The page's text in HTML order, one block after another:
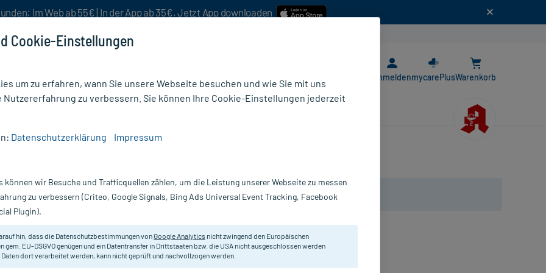
Im Web ab 55€ | In der App ab 35€. Jetzt App downloaden
AnmeldenmycarePlusWarenkorb
Nur für kurze Zeit:Gratis-Versand* ab 19€ Mindestbestellwert!
D 6
Homöopathisches Arzneimittel.
Darreichung:
Pulver
Cookie-Einstellungen
um zu erfahren, wann Sie unsere Webseite besuchen und wie Sie mit uns
Nutzererfahrung zu verbessern. Sie können Ihre Cookie-Einstellungen jederzeit
Datenschutzerklärung Impressum
können wir Besuche und Trafficquellen zählen, um die Leistung unserer Webseite zu messen
zu verbessern (Criteo, Google Signals, Bing Ads Universal Event Tracking, Facebook
Plugin).
hin, dass die Datenschutzbestimmungen vonGoogle Analytics nicht zwingend den Europäischen
gem. EU-DSGVO genügen und ein Datentransfer in Drittstaaten bzw. die USA nicht ausgeschlossen werden
Daten dort verarbeitet werden, kann nicht geprüft und nachvollzogen werden.